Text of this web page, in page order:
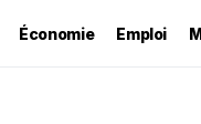
Économie Emploi